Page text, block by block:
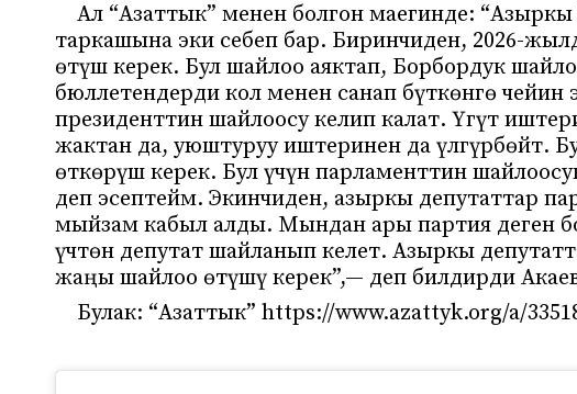
Ал “Азаттык” менен болгон маегинде:
таркашына эки себеп бар. Биринчиден, 2026-
өтүш керек. Бул шайлоо аяктап, Борбордук
бюллетендерди кол менен санап бүткөнгө
президенттин шайлоосу келип калат. Үгүт
жактан да, уюштуруу иштеринен да үлгүрбөйт.
өткөрүш керек. Бул үчүн парламенттин
деп эсептейм. Экинчиден, азыркы депутаттар
мыйзам кабыл алды. Мындан ары партия деген
үчтөн депутат шайланып келет. Азыркы
жаңы шайлоо өтүшү керек”,— деп билдирди
Булак: “Азаттык” https://www.azattyk.org/a/